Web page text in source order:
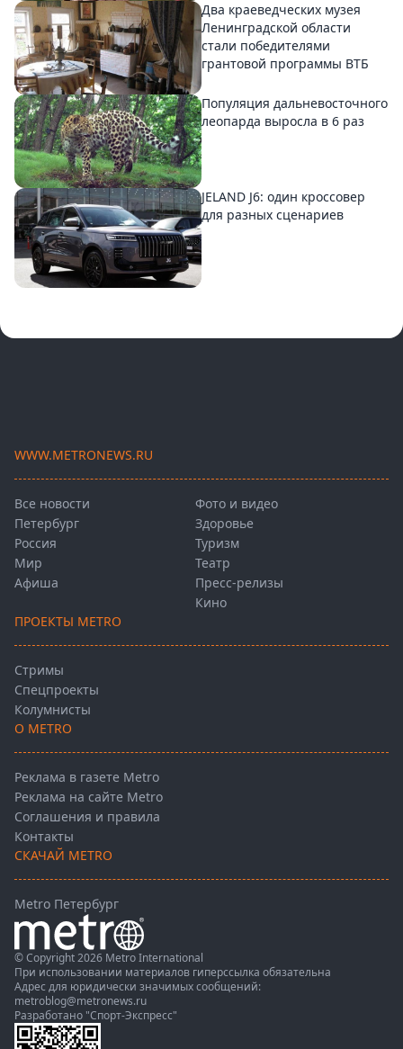
Два краеведческих музея
Ленинградской области
стали победителями
грантовой программы ВТБ
Популяция дальневосточного
леопарда выросла в 6 раз
JELAND J6: один кроссовер
для разных сценариев
WWW.METRONEWS.RU
Все новости
Петербург
Россия
Мир
Афиша
Фото и видео
Здоровье
Туризм
Театр
Пресс-релизы
Кино
ПРОЕКТЫ METRO
Стримы
Спецпроекты
Колумнисты
О METRO
Реклама в газете Metro
Реклама на сайте Metro
Соглашения и правила
Контакты
СКАЧАЙ METRO
Metro Петербург
© Copyright 2026 Metro International
При использовании материалов гиперссылка обязательна
Адрес для юридически значимых сообщений:
metroblog@metronews.ru
Разработано "Спорт-Экспресс"